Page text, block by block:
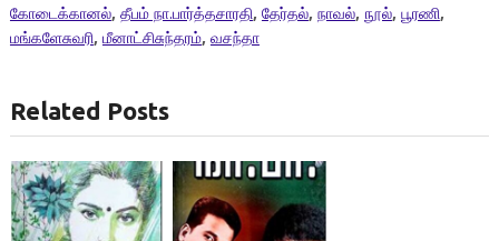
கோடைக்கானல், தீபம் நா.பார்த்தசாரதி, தேர்தல், நாவல், நூல், பூரணி,
மங்களேசுவரி, மீனாட்சிசுந்தரம், வசந்தா
Related Posts